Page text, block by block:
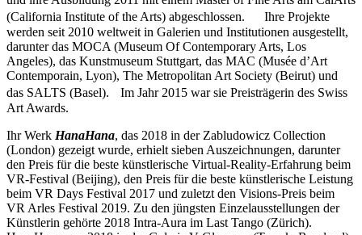
(California Institute of the Arts) abgeschlossen. Ihre Projekte
werden seit 2010 weltweit in Galerien und Institutionen ausgestellt,
darunter das MOCA (Museum Of Contemporary Arts, Los
Angeles), das Kunstmuseum Stuttgart, das MAC (Musée d’Art
Contemporain, Lyon), The Metropolitan Art Society (Beirut) und
das SALTS (Basel). Im Jahr 2015 war sie Preisträgerin des Swiss
Art Awards.
Ihr Werk HanaHana, das 2018 in der Zabludowicz Collection
(London) gezeigt wurde, erhielt sieben Auszeichnungen, darunter
den Preis für die beste künstlerische Virtual-Reality-Erfahrung beim
VR-Festival (Beijing), den Preis für die beste künstlerische Leistung
beim VR Days Festival 2017 und zuletzt den Visions-Preis beim
VR Arles Festival 2019. Zu den jüngsten Einzelausstellungen der
Künstlerin gehörte 2018 Intra-Aura im Last Tango (Zürich).